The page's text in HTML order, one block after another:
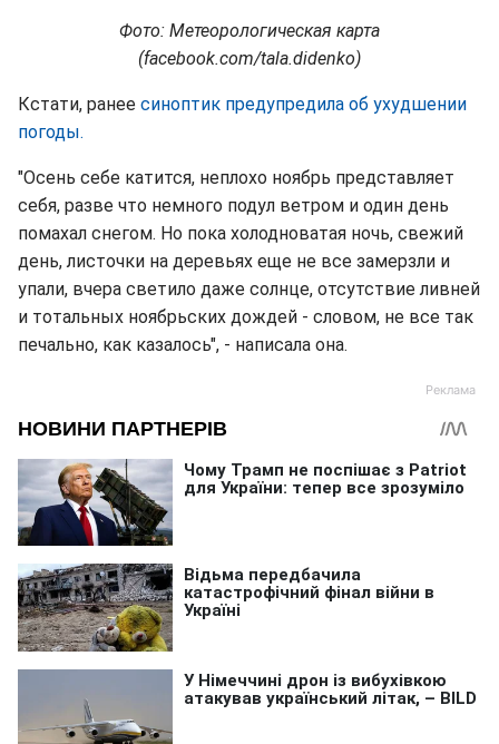
Фото: Метеорологическая карта
(facebook.com/tala.didenko)
Кстати, ранее синоптик предупредила об ухудшении
погоды.
"Осень себе катится, неплохо ноябрь представляет
себя, разве что немного подул ветром и один день
помахал снегом. Но пока холодноватая ночь, свежий
день, листочки на деревьях еще не все замерзли и
упали, вчера светило даже солнце, отсутствие ливней
и тотальных ноябрьских дождей - словом, не все так
печально, как казалось", - написала она.